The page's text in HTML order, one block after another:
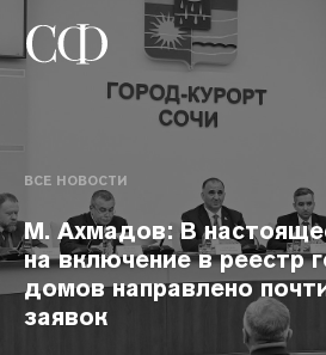
ВСЕ НОВОСТИ
М. Ахмадов: В
на включение в реестр
домов направлено
заявок